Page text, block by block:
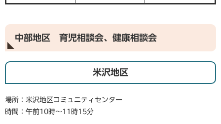
中部地区 育児相談会、健康相談会
米沢地区
場所： 米沢地区コミュニティセンター
時間：午前10時～11時15分